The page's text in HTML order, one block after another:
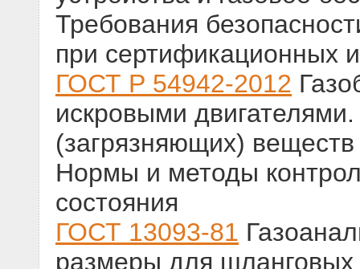
Требования
при сертификационных
ГОСТ Р 54942-2012
искровыми
(загрязняющих)
Нормы и методы
состояния
ГОСТ 13093-81
размеры для